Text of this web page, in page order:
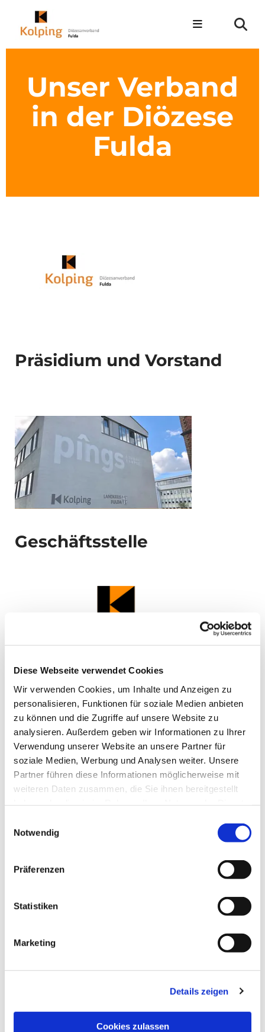
Diese Webseite verwendet Cookies
Wir verwenden Cookies, um Inhalte und Anzeigen zu
personalisieren, Funktionen für soziale Medien anbieten
zu können und die Zugriffe auf unsere Website zu
analysieren. Außerdem geben wir Informationen zu Ihrer
Verwendung unserer Website an unsere Partner für
soziale Medien, Werbung und Analysen weiter. Unsere
Partner führen diese Informationen möglicherweise mit
weiteren Daten zusammen, die Sie ihnen bereitgestellt
Notwendig
Präferenzen
Statistiken
Marketing
Details zeigen
Cookies zulassen
Unser Verband
in der Diözese
Fulda
Präsidium und Vorstand
Geschäftsstelle
Kolpingsfamilien
Kolpingjugend